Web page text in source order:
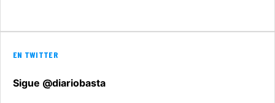
EN TWITTER
Sigue @diariobasta